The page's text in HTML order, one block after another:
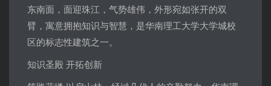
东南面，面迎珠江，气势雄伟，外形宛如张开的双
臂，寓意拥抱知识与智慧，是华南理工大学大学城校
区的标志性建筑之一。
知识圣殿 开拓创新